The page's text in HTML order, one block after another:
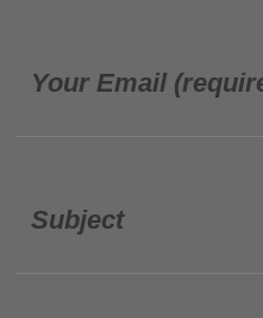
Your Email
Subject